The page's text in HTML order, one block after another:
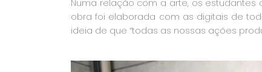
Numa relação com a arte, os
obra foi elaborada com as digitais de
ideia de que “todas as nossas ações